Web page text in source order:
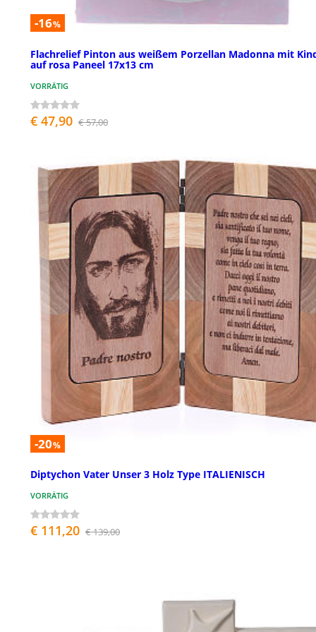
-16%
Flachrelief Pinton aus weißem Porzellan Madonna mit
auf rosa Paneel 17x13 cm
VORRÄTIG
€ 47,90 € 57,00
-20%
Diptychon Vater Unser 3 Holz Type ITALIENISCH
VORRÄTIG
€ 111,20 € 139,00